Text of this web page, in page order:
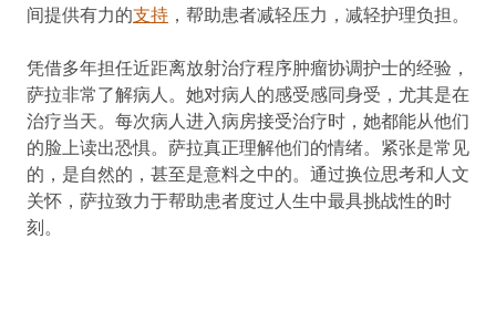
间提供有力的支持 ，帮助患者减轻压力，减轻护理负担。
凭借多年担任近距离放射治疗程序肿瘤协调护士的经验，
萨拉非常了解病人。她对病人的感受感同身受，尤其是在
治疗当天。每次病人进入病房接受治疗时，她都能从他们
的脸上读出恐惧。萨拉真正理解他们的情绪。紧张是常见
的，是自然的，甚至是意料之中的。通过换位思考和人文
关怀，萨拉致力于帮助患者度过人生中最具挑战性的时
刻。